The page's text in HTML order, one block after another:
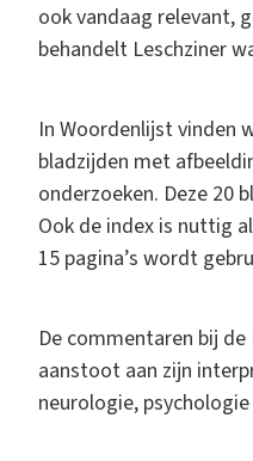
ook vandaag relevant,
behandelt Leschziner
In Woordenlijst vinden
bladzijden met
onderzoeken. Deze 20
Ook de index is nuttig
15 pagina’s wordt
De commentaren bij
aanstoot aan zijn
neurologie,